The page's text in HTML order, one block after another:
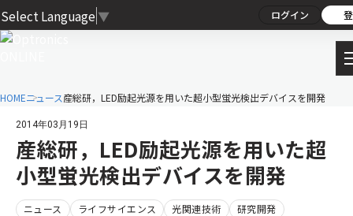
Select Language ▼ ログイン
HOMEニュース産総研，LED励起光源を用いた超小型蛍光検出デバイスを開発
2014年03月19日
産総研，LED励起光源を用いた超
小型蛍光検出デバイスを開発
ニュース ライフサイエンス 光関連技術 研究開発